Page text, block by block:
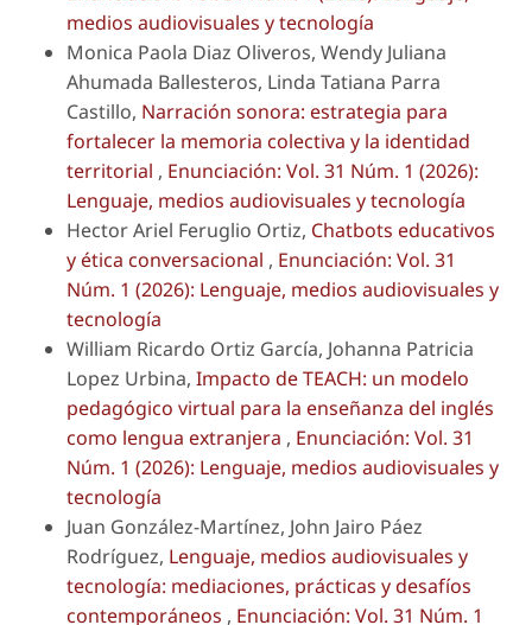
medios audiovisuales y tecnología
Monica Paola Diaz Oliveros, Wendy Juliana
Ahumada Ballesteros, Linda Tatiana Parra
Castillo, Narración sonora: estrategia para
fortalecer la memoria colectiva y la identidad
territorial , Enunciación: Vol. 31 Núm. 1 (2026):
Lenguaje, medios audiovisuales y tecnología
Hector Ariel Feruglio Ortiz, Chatbots educativos
y ética conversacional , Enunciación: Vol. 31
Núm. 1 (2026): Lenguaje, medios audiovisuales y
tecnología
William Ricardo Ortiz García, Johanna Patricia
Lopez Urbina, Impacto de TEACH: un modelo
pedagógico virtual para la enseñanza del inglés
como lengua extranjera , Enunciación: Vol. 31
Núm. 1 (2026): Lenguaje, medios audiovisuales y
tecnología
Juan González-Martínez, John Jairo Páez
Rodríguez, Lenguaje, medios audiovisuales y
tecnología: mediaciones, prácticas y desafíos
contemporáneos , Enunciación: Vol. 31 Núm. 1